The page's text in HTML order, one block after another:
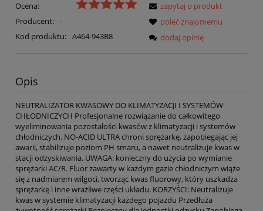
Ocena:
Producent: -
Kod produktu: A464-943B8
zapytaj o produkt
poleć znajomemu
dodaj opinię
Opis
NEUTRALIZATOR KWASOWY DO KLIMATYZACJI I SYSTEMÓW
CHŁODNICZYCH Profesjonalne rozwiązanie do całkowitego
wyeliminowania pozostałości kwasów z klimatyzacji i systemów
chłodniczych. NO-ACID ULTRA chroni sprężarkę, zapobiegając jej
awarii, stabilizuje poziom PH smaru, a nawet neutralizuje kwas w
stacji odzyskiwania. UWAGA: konieczny do użycia po wymianie
sprężarki AC/R. Fluor zawarty w każdym gazie chłodniczym wiąże
się z nadmiarem wilgoci, tworząc kwas fluorowy, który uszkadza
sprężarkę i inne wrażliwe części układu. KORZYŚCI: Neutralizuje
kwas w systemie klimatyzacji każdego pojazdu Przedłuża